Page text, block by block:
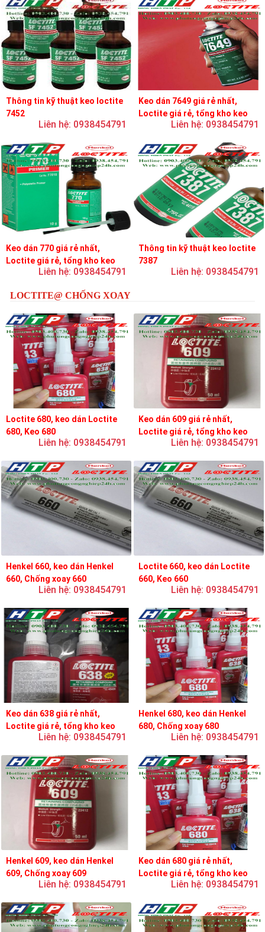
Thông tin kỹ thuật keo loctite
7452
Liên hệ: 0938454791
Keo dán 7649 giá rẻ nhất,
Loctite giá rẻ, tổng kho keo
Liên hệ: 0938454791
Keo dán 770 giá rẻ nhất,
Loctite giá rẻ, tổng kho keo
Liên hệ: 0938454791
Thông tin kỹ thuật keo loctite
7387
Liên hệ: 0938454791
LOCTITE@ CHỐNG XOAY
Loctite 680, keo dán Loctite
680, Keo 680
Liên hệ: 0938454791
Keo dán 609 giá rẻ nhất,
Loctite giá rẻ, tổng kho keo
Liên hệ: 0938454791
Henkel 660, keo dán Henkel
660, Chống xoay 660
Liên hệ: 0938454791
Loctite 660, keo dán Loctite
660, Keo 660
Liên hệ: 0938454791
Keo dán 638 giá rẻ nhất,
Loctite giá rẻ, tổng kho keo
Liên hệ: 0938454791
Henkel 680, keo dán Henkel
680, Chống xoay 680
Liên hệ: 0938454791
Henkel 609, keo dán Henkel
609, Chống xoay 609
Liên hệ: 0938454791
Keo dán 680 giá rẻ nhất,
Loctite giá rẻ, tổng kho keo
Liên hệ: 0938454791